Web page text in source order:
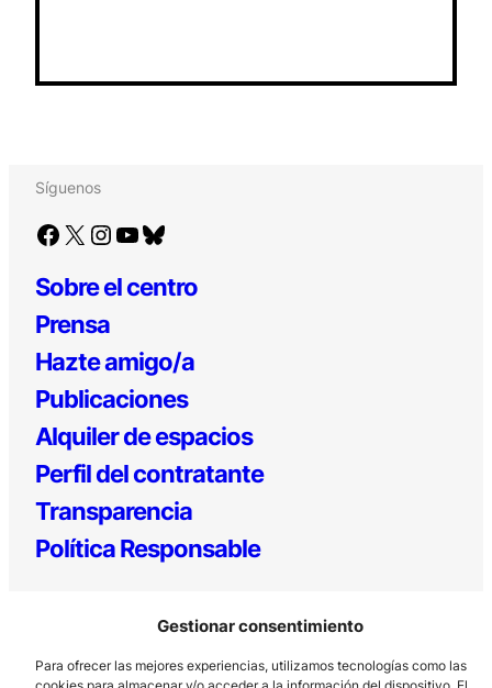
Gestionar consentimiento
Para ofrecer las mejores experiencias, utilizamos tecnologías como las
Síguenos
Facebook X Instagram YouTube Bluesky
Sobre el centro
Prensa
Hazte amigo/a
Publicaciones
Alquiler de espacios
Perfil del contratante
Transparencia
Política Responsable